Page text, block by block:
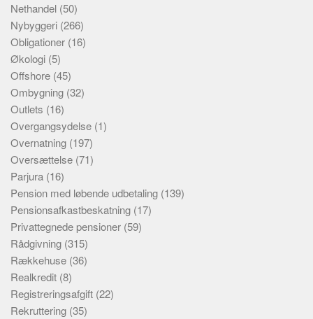
Nethandel (50)
Nybyggeri (266)
Obligationer (16)
Økologi (5)
Offshore (45)
Ombygning (32)
Outlets (16)
Overgangsydelse (1)
Overnatning (197)
Oversættelse (71)
Parjura (16)
Pension med løbende udbetaling (139)
Pensionsafkastbeskatning (17)
Privattegnede pensioner (59)
Rådgivning (315)
Rækkehuse (36)
Realkredit (8)
Registreringsafgift (22)
Rekruttering (35)